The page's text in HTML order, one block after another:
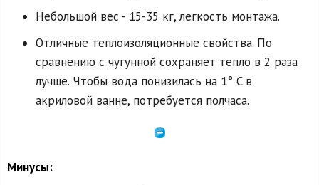
Небольшой вес - 15-35 кг, легкость монтажа.
Отличные теплоизоляционные свойства. По
сравнению с чугунной сохраняет тепло в 2 раза
лучше. Чтобы вода понизилась на 1° C в
акриловой ванне, потребуется полчаса.
Минусы: